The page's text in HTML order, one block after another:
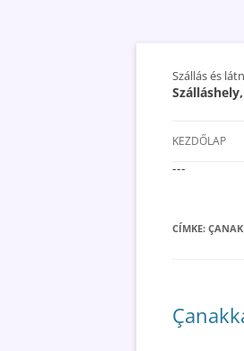
Szállás és
KEZDŐLAP
---
CÍMKE: